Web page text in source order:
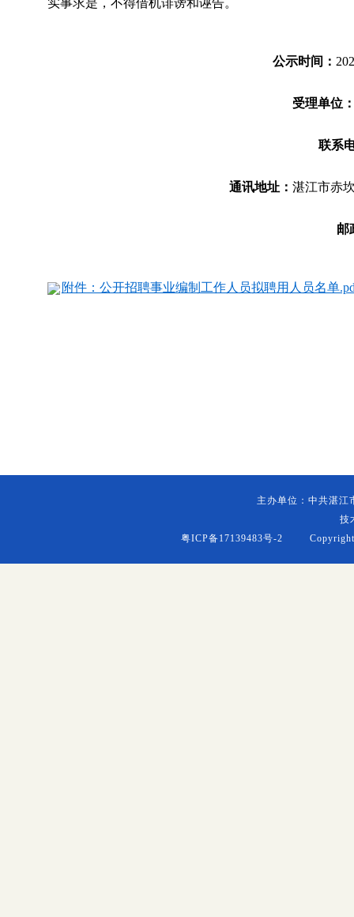
实事求是，不得借机诽谤和诬告。
公示时间：
受理单位
联系
通讯地址： 湛江市赤
邮
附件：公开招聘事业编制工作人员拟聘用人员名单
主办单位：中共湛
技
粤ICP备17139483号-2 Copyright